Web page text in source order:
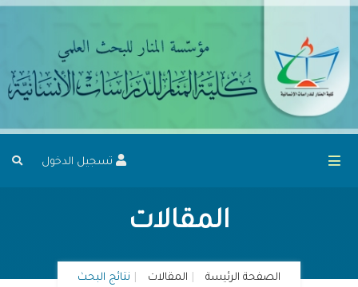
تسجيل الدخول
المقالات
الصفحة الرئيسة المقالات نتائج البحث